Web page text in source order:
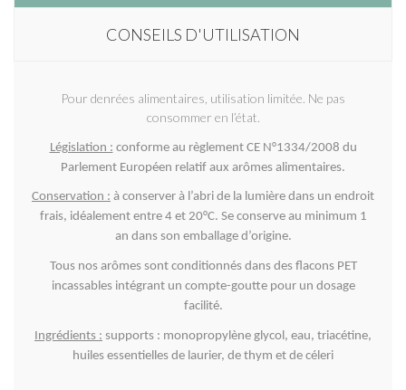
CONSEILS D'UTILISATION
Pour denrées alimentaires, utilisation limitée. Ne pas
consommer en l’état.
Législation : conforme au règlement CE N°1334/2008 du
Parlement Européen relatif aux arômes alimentaires.
Conservation : à conserver à l’abri de la lumière dans un endroit
frais, idéalement entre 4 et 20°C. Se conserve au minimum 1
an dans son emballage d’origine.
Tous nos arômes sont conditionnés dans des flacons PET
incassables intégrant un compte-goutte pour un dosage
facilité.
Ingrédients : supports : monopropylène glycol, eau, triacétine,
huiles essentielles de laurier, de thym et de céleri